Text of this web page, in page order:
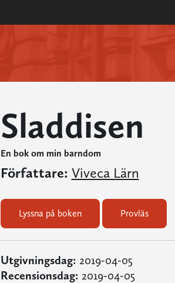
Sladdisen
En bok om min barndom
Författare: Viveca Lärn
Lyssna på boken Provläs
Utgivningsdag: 2019-04-05
Recensionsdag: 2019-04-05